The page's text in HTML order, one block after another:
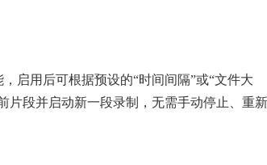
启用后可根据预设的“时间间隔”或“文件大
片段并启动新一段录制，无需手动停止、重新